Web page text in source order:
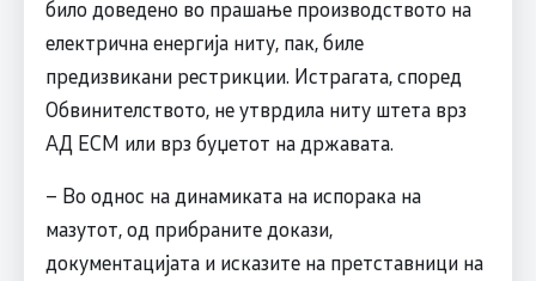
било доведено во прашање производството на
електрична енергија ниту, пак, биле
предизвикани рестрикции. Истрагата, според
Обвинителството, не утврдила ниту штета врз
АД ЕСМ или врз буџетот на државата.
– Во однос на динамиката на испорака на
мазутот, од прибраните докази,
документацијата и исказите на претставници на